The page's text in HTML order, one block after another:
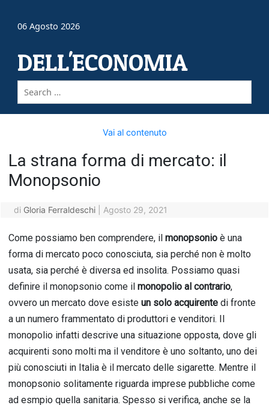
06 Agosto 2026
DELL'ECONOMIA
Vai al contenuto
La strana forma di mercato: il
Monopsonio
di Gloria Ferraldeschi Agosto 29, 2021
Come possiamo ben comprendere, il monopsonio è una
forma di mercato poco conosciuta, sia perché non è molto
usata, sia perché è diversa ed insolita. Possiamo quasi
definire il monopsonio come il monopolio al contrario,
ovvero un mercato dove esiste un solo acquirente di fronte
a un numero frammentato di produttori e venditori. Il
monopolio infatti descrive una situazione opposta, dove gli
acquirenti sono molti ma il venditore è uno soltanto, uno dei
più conosciuti in Italia è il mercato delle sigarette. Mentre il
monopsonio solitamente riguarda imprese pubbliche come
ad esmpio quella sanitaria. Spesso si verifica, anche se la